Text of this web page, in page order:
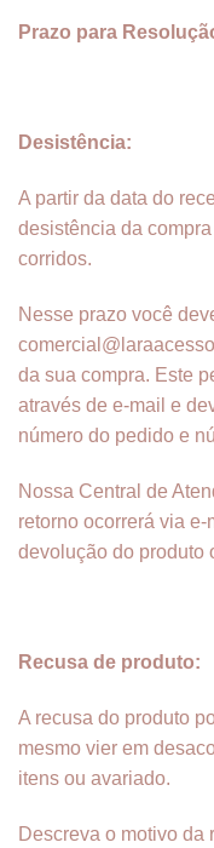
Prazo para
Desistência:
A partir da data do
desistência da
corridos.
Nesse prazo você
da sua compra. Este
através de e-mail e
número do pedido e
Nossa Central de
retorno ocorrerá via
devolução do produto
Recusa de produto:
A recusa do produto
mesmo vier em
itens ou avariado.
Descreva o motivo da